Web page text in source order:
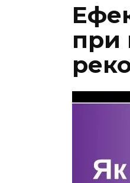
при